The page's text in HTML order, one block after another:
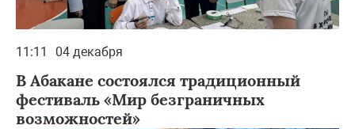
11:11 04 декабря
В Абакане состоялся традиционный
фестиваль «Мир безграничных
возможностей»